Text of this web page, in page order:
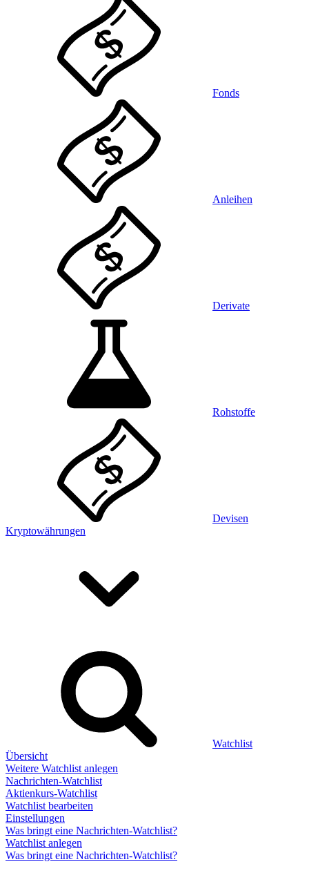
Fonds
Anleihen
Derivate
Rohstoffe
Devisen
Kryptowährungen
Watchlist
Übersicht
Weitere Watchlist anlegen
Nachrichten-Watchlist
Aktienkurs-Watchlist
Watchlist bearbeiten
Einstellungen
Was bringt eine Nachrichten-Watchlist?
Watchlist anlegen
Was bringt eine Nachrichten-Watchlist?